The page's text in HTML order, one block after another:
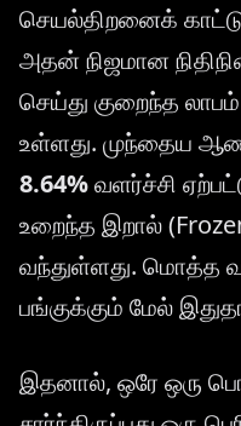
செயல்திறனைக்
அதன் நிஜமான
செய்து குறைந்த
உள்ளது. முந்தைய
8.64%வளர்ச்சி
உறைந்த இறால்
வந்துள்ளது. மொத்த
பங்குக்கும் மேல்
இதனால், ஒரே ஒரு